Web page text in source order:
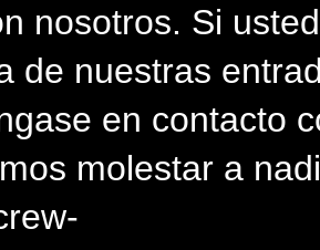
nosotros. Si
de nuestras
en contacto
molestar a